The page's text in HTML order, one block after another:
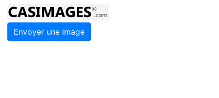
Envoyer une image